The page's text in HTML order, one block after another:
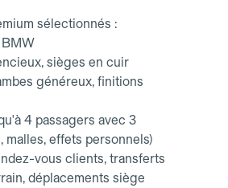
sélectionnés :
sièges en cuir
généreux, finitions
4 passagers avec 3
malles, effets personnels)
vous clients, transferts
déplacements siège